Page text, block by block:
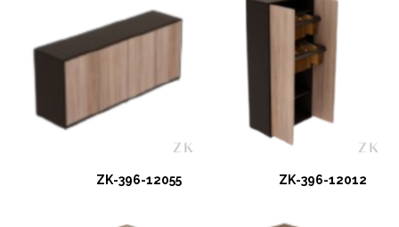
ZK-396-12055 ZK-396-12012